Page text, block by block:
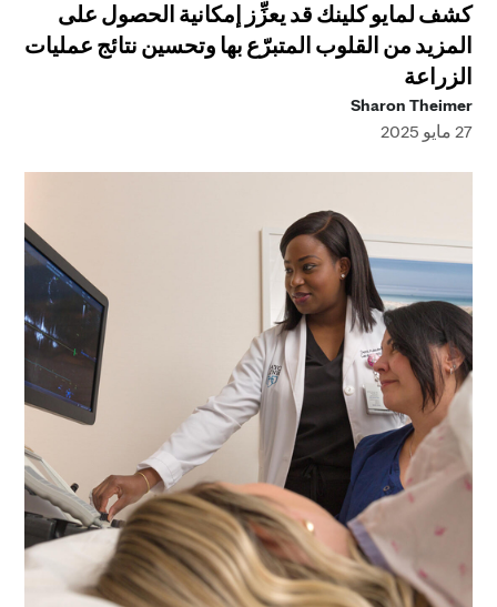
كشف لمايو كلينك قد يعزِّز إمكانية الحصول على
المزيد من القلوب المتبرّع بها وتحسين نتائج عمليات
الزراعة
Sharon Theimer
27 مايو 2025